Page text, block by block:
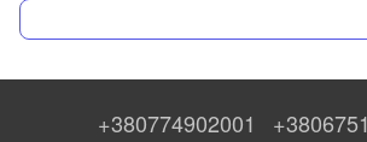
+380774902001